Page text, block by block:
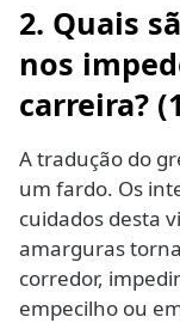
2. Quais
nos
carreira?
A tradução do
um fardo. Os
cuidados desta
amarguras
corredor,
empecilho ou